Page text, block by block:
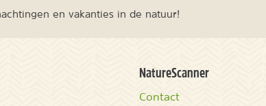
en vakanties in de natuur!
NatureScanner
Contact